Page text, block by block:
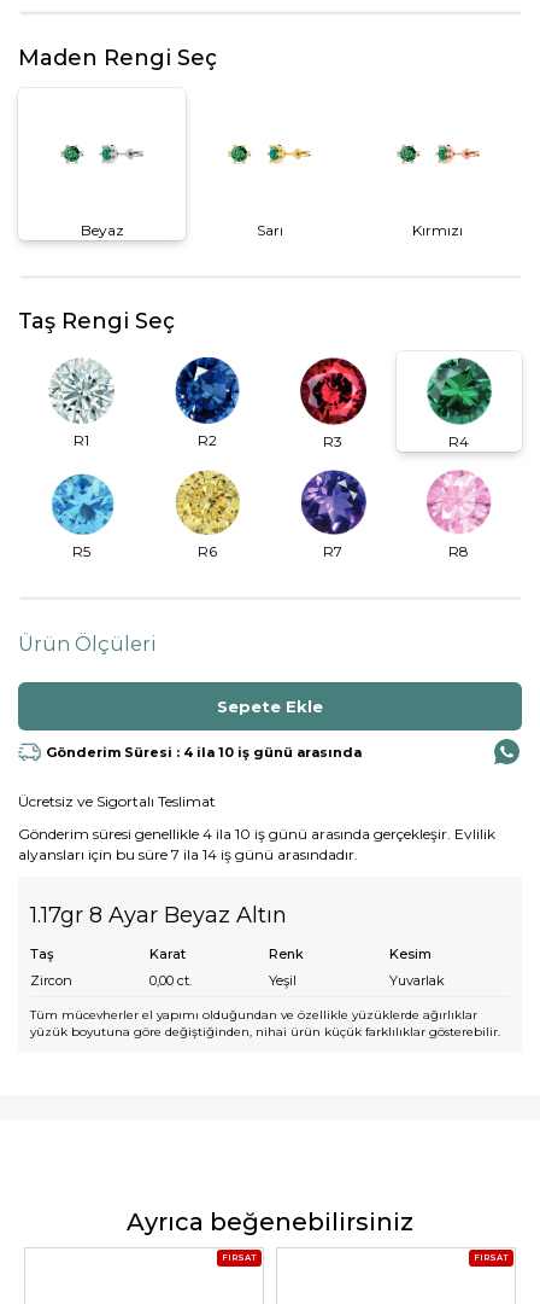
Maden Rengi Seç
Beyaz Sarı Kırmızı
Taş Rengi Seç
R1 R2 R3 R4
R5 R6 R7 R8
Ürün Ölçüleri
Gönderim Süresi : 4 ila 10 iş günü arasında
Ücretsiz ve Sigortalı Teslimat
Gönderim süresi genellikle 4 ila 10 iş günü arasında gerçekleşir. Evlilik
alyansları için bu süre 7 ila 14 iş günü arasındadır.
1.17gr 8 Ayar Beyaz Altın
Taş Karat Renk
Kesim
Zircon
0,00 ct. Yeşil Yuvarlak
Tüm mücevherler el yapımı olduğundan ve özellikle yüzüklerde ağırlıklar
yüzük boyutuna göre değiştiğinden, nihai ürün küçük farklılıklar gösterebilir.
Ayrıca beğenebilirsiniz
FIRSAT FIRSAT